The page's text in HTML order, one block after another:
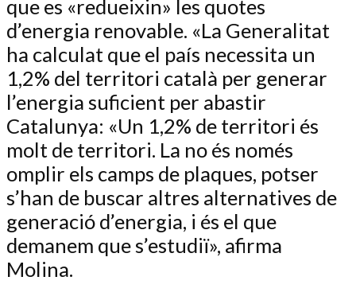
que es «redueixin» les quotes
d’energia renovable. «La Generalitat
ha calculat que el país necessita un
1,2% del territori català per generar
l’energia suficient per abastir
Catalunya: «Un 1,2% de territori és
molt de territori. La no és només
omplir els camps de plaques, potser
s’han de buscar altres alternatives de
generació d’energia, i és el que
demanem que s’estudiï», afirma
Molina.